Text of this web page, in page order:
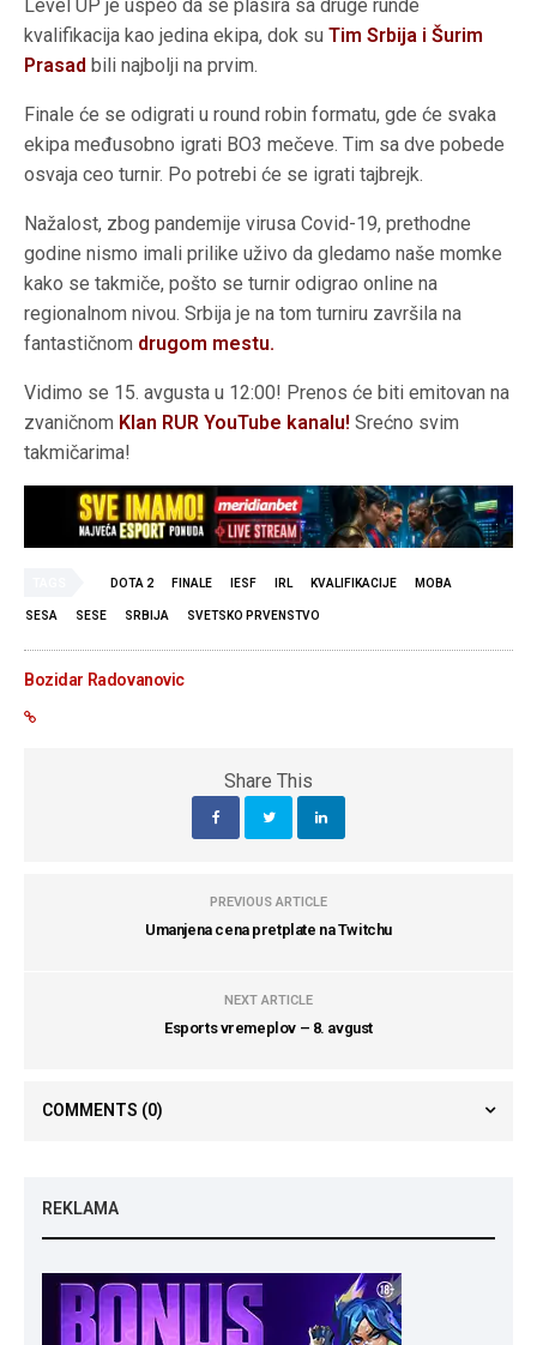
Level UP je uspeo da se plasira sa druge runde
kvalifikacija kao jedina ekipa, dok suTim Srbija i Šurim
Prasad bili najbolji na prvim.
Finale će se odigrati u round robin formatu, gde će svaka
ekipa međusobno igrati BO3 mečeve. Tim sa dve pobede
osvaja ceo turnir. Po potrebi će se igrati tajbrejk.
Nažalost, zbog pandemije virusa Covid-19, prethodne
godine nismo imali prilike uživo da gledamo naše momke
kako se takmiče, pošto se turnir odigrao online na
regionalnom nivou. Srbija je na tom turniru završila na
fantastičnom drugom mestu.
Vidimo se 15. avgusta u 12:00! Prenos će biti emitovan na
zvaničnom Klan RUR YouTube kanalu! Srećno svim
takmičarima!
DOTA 2 FINALE IESF IRL KVALIFIKACIJE MOBA
SESA SESE SRBIJA SVETSKO PRVENSTVO
Bozidar Radovanovic
Share This
PREVIOUS ARTICLE
Umanjena cena pretplate na Twitchu
NEXT ARTICLE
Esports vremeplov – 8. avgust
COMMENTS (0)
REKLAMA